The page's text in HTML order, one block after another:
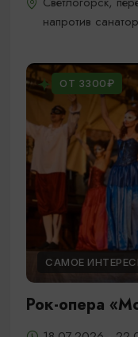
напротив
ОТ 3300₽
САМОЕ
Рок-опера